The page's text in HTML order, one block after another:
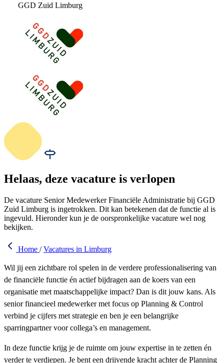
GGD Zuid Limburg
Helaas, deze vacature is verlopen
De vacature Senior Medewerker Financiële Administratie bij GGD
Zuid Limburg is ingetrokken. Dit kan betekenen dat de functie al is
ingevuld. Hieronder kun je de oorspronkelijke vacature wel nog
bekijken.
Home / Vacatures in Limburg
Wil jij een zichtbare rol spelen in de verdere professionalisering van
de financiële functie én actief bijdragen aan de koers van een
organisatie met maatschappelijke impact? Dan is dit jouw kans. Als
senior financieel medewerker met focus op Planning & Control
verbind je cijfers met strategie en ben je een belangrijke
sparringpartner voor collega’s en management.
In deze functie krijg je de ruimte om jouw expertise in te zetten én
verder te verdiepen. Je bent een drijvende kracht achter de Planning